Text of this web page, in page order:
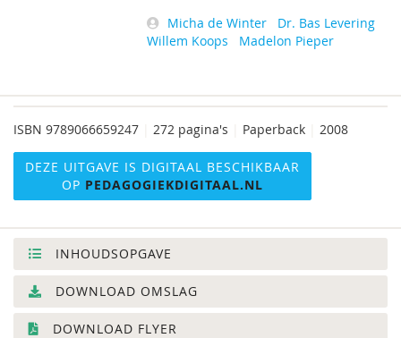
Micha de Winter
Dr. Bas Levering
Willem Koops
Madelon Pieper
ISBN 9789066659247 272 pagina's Paperback 2008
DEZE UITGAVE IS DIGITAAL BESCHIKBAAR
OP PEDAGOGIEKDIGITAAL.NL
INHOUDSOPGAVE
DOWNLOAD OMSLAG
DOWNLOAD FLYER